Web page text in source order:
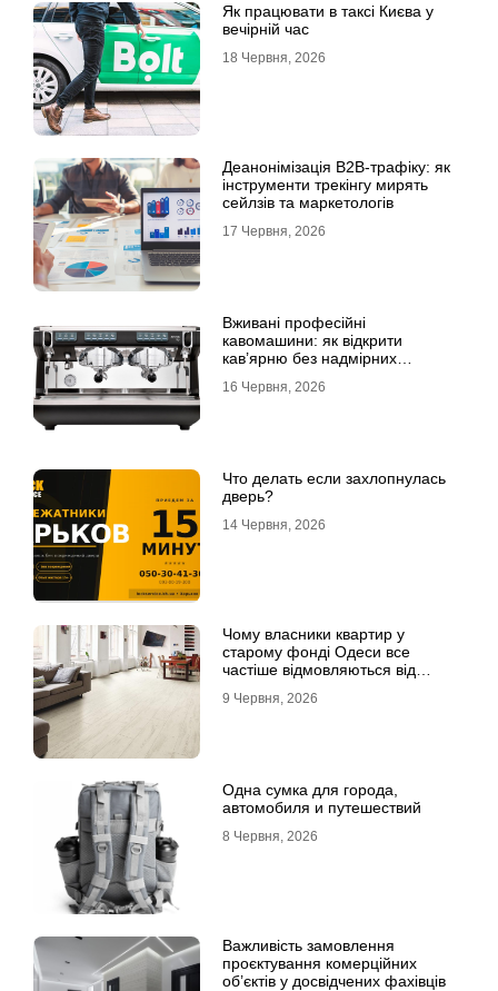
Як працювати в таксі Києва у
вечірній час
18 Червня, 2026
Деанонімізація B2B-трафіку: як
інструменти трекінгу мирять
сейлзів та маркетологів
17 Червня, 2026
Вживані професійні
кавомашини: як відкрити
кав’ярню без надмірних
16 Червня, 2026
Что делать если захлопнулась
дверь?
14 Червня, 2026
Чому власники квартир у
старому фонді Одеси все
частіше відмовляються від
9 Червня, 2026
Одна сумка для города,
автомобиля и путешествий
8 Червня, 2026
Важливість замовлення
проєктування комерційних
об’єктів у досвідчених фахівців